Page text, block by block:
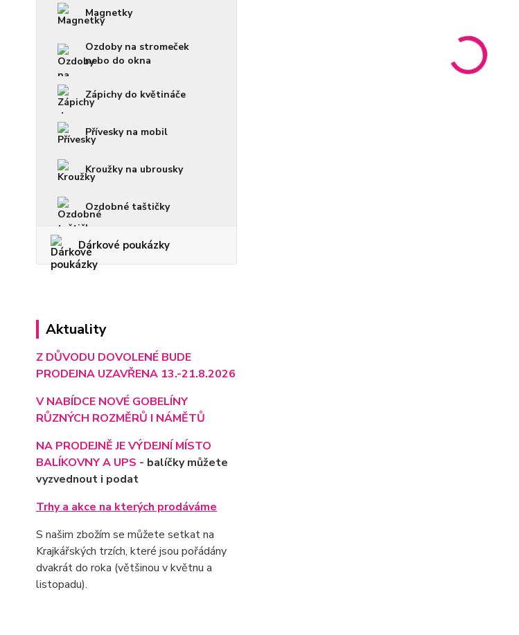
Magnetky
Ozdoby na stromeček
nebo do okna
Zápichy do květináče
Přívesky na mobil
Kroužky na ubrousky
Ozdobné taštičky
Dárkové poukázky
Aktuality
Z DŮVODU DOVOLENÉ BUDE
PRODEJNA UZAVŘENA 13.-21.8.2026
V NABÍDCE NOVÉ GOBELÍNY
RŮZNÝCH ROZMĚRŮ I NÁMĚTŮ
NA PRODEJNĚ JE VÝDEJNÍ MÍSTO
BALÍKOVNY A UPS - balíčky můžete
vyzvednout i podat
Trhy a akce na kterých prodáváme
S našim zbožím se můžete setkat na
Krajkářských trzích, které jsou pořádány
dvakrát do roka (většinou v květnu a
listopadu).